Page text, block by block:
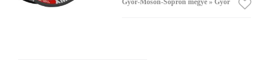
Győr-Moson-Sopron megye » Győr